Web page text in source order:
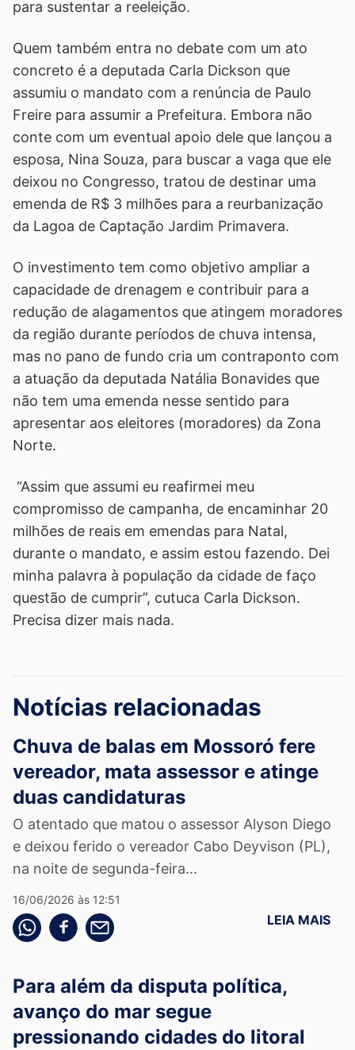
para sustentar a reeleição.
Quem também entra no debate com um ato
concreto é a deputada Carla Dickson que
assumiu o mandato com a renúncia de Paulo
Freire para assumir a Prefeitura. Embora não
conte com um eventual apoio dele que lançou a
esposa, Nina Souza, para buscar a vaga que ele
deixou no Congresso, tratou de destinar uma
emenda de R$ 3 milhões para a reurbanização
da Lagoa de Captação Jardim Primavera.
O investimento tem como objetivo ampliar a
capacidade de drenagem e contribuir para a
redução de alagamentos que atingem moradores
da região durante períodos de chuva intensa,
mas no pano de fundo cria um contraponto com
a atuação da deputada Natália Bonavides que
não tem uma emenda nesse sentido para
apresentar aos eleitores (moradores) da Zona
Norte.
“Assim que assumi eu reafirmei meu
compromisso de campanha, de encaminhar 20
milhões de reais em emendas para Natal,
durante o mandato, e assim estou fazendo. Dei
minha palavra à população da cidade de faço
questão de cumprir”, cutuca Carla Dickson.
Precisa dizer mais nada.
Notícias relacionadas
Chuva de balas em Mossoró fere
vereador, mata assessor e atinge
duas candidaturas
O atentado que matou o assessor Alyson Diego
e deixou ferido o vereador Cabo Deyvison (PL),
na noite de segunda-feira...
16/06/2026 às 12:51
Compartilhe pelo whatsapp
Compartilhar no facebook
Compartilhe pelo email LEIA MAIS
Para além da disputa política,
avanço do mar segue
pressionando cidades do litoral